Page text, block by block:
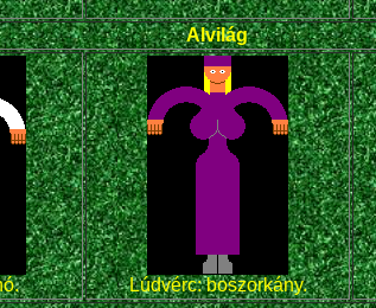
Alvilág
Lúdvérc: boszorkány.